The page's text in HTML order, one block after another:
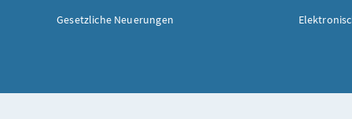
Gesetzliche Neuerungen